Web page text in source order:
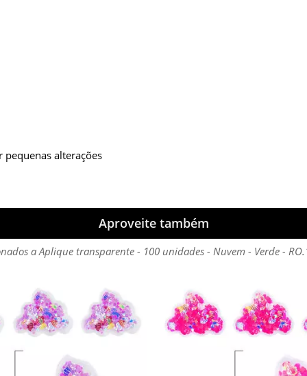
alterações
Aproveite também
a Aplique transparente - 100 unidades - Nuvem - Verde -